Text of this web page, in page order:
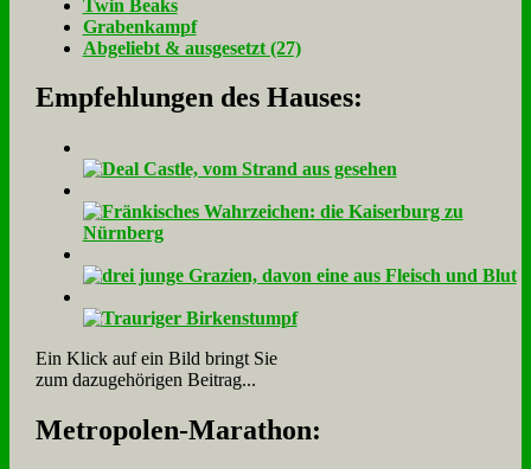
Twin Beaks
Gra­ben­kampf
Ab­ge­liebt & aus­ge­setzt (27)
Empfehlungen des Hauses:
Ein Klick auf ein Bild bringt Sie
zum dazugehörigen Beitrag...
Me­tro­po­len-Ma­ra­thon: